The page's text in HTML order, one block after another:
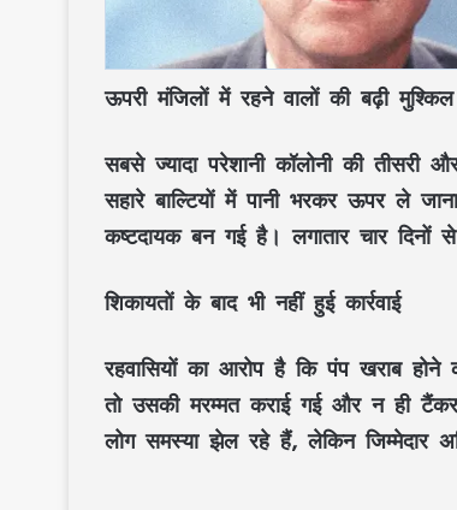
ऊपरी मंजिलों में रहने वालों की बढ़ी मुश्किल
सबसे ज्यादा परेशानी कॉलोनी की तीसरी
सहारे बाल्टियों में पानी भरकर ऊपर ले
कष्टदायक बन गई है। लगातार चार
शिकायतों के बाद भी नहीं हुई कार्रवाई
रहवासियों का आरोप है कि पंप खराब
तो उसकी मरम्मत कराई गई और न ही
लोग समस्या झेल रहे हैं, लेकिन जिम्मेदार